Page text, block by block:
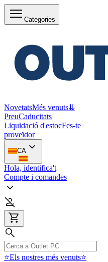
Categories
NovetatsMés venuts⇊
PreuCaducitats
Liquidació d'estocFes-te
proveïdor
CA
Hola, identifica't
Compte i comandes
⭐Els nostres més venuts⭐